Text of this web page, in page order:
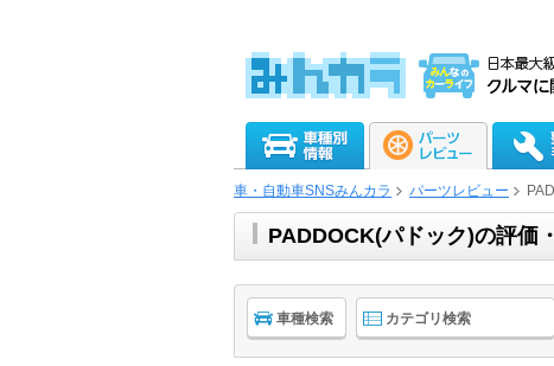
車・自動車SNSみんカラ パーツレビュー
PADDOCK(パドック)の評価
車種検索 カテゴリ検索